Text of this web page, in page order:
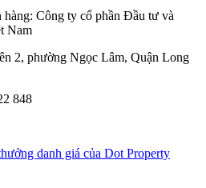
Công ty cổ phần Đầu tư và
Nam
2, phường Ngọc Lâm, Quận Long
848
danh giá của Dot Property